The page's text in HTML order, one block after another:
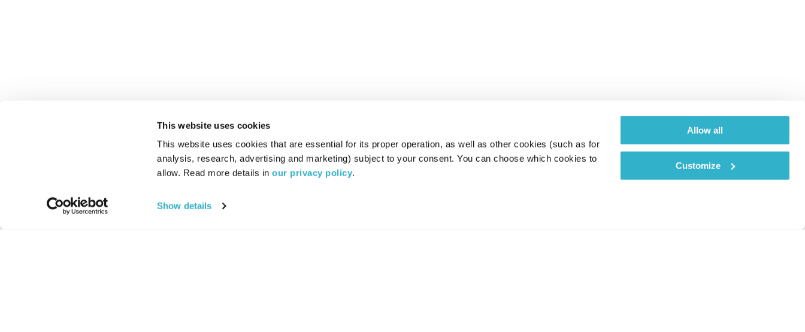
This website uses cookies
This website uses cookies that are essential for its proper operation, as well as other cookies (such as for
analysis, research, advertising and marketing) subject to your consent. You can choose which cookies to
allow. Read more details in our privacy policy.
Show details
Allow all
Customize